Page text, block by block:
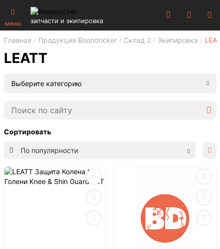
меню запчасти и экипировка
Главная Продукция Boondocker Склад 2 Экипировка
LEATT
Выберите категорию
Сортировать
По популярности